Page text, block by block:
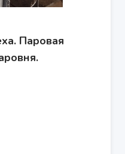
Паровая